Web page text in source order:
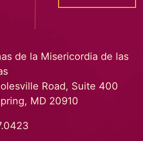
de la Misericordia de las
Road, Suite 400
MD 20910